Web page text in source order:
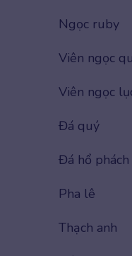
Ngọc ruby
Viên ngọc
Viên ngọc
Đá quý
Đá hổ phách
Pha lê
Thạch anh